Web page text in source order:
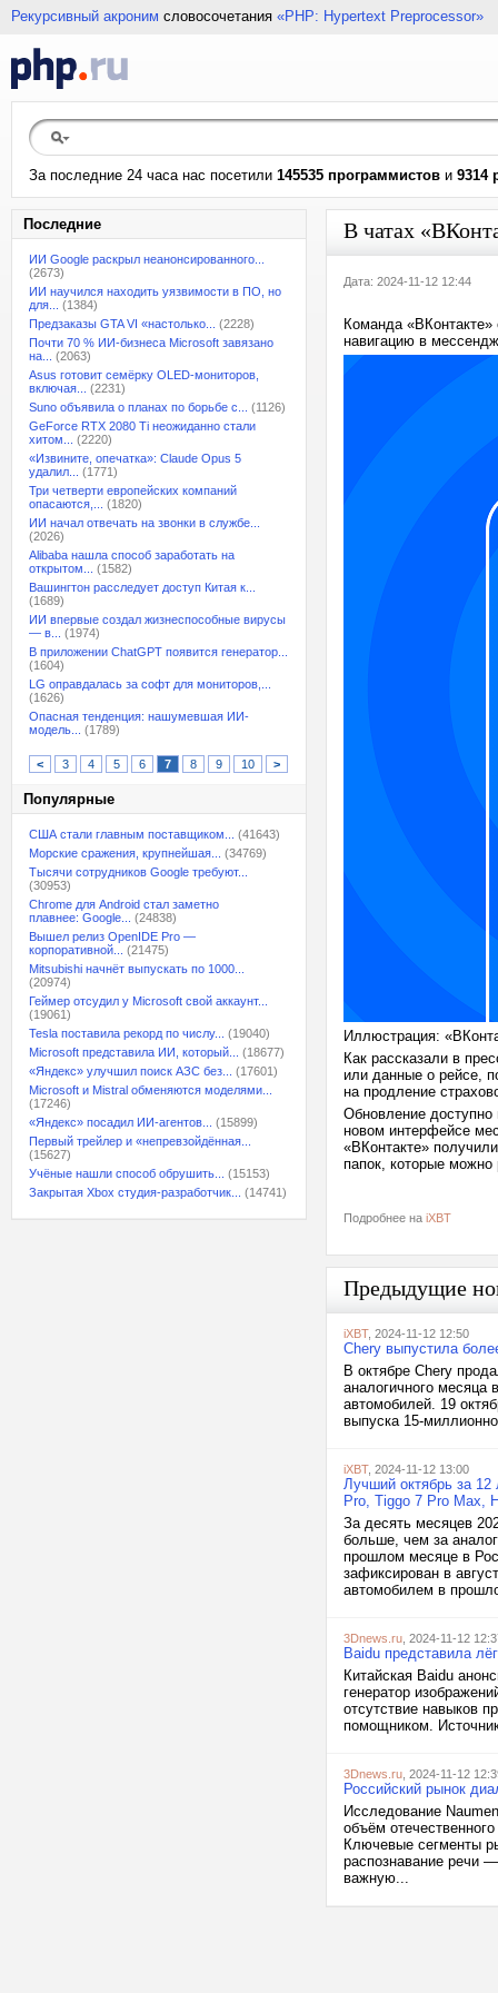
Рекурсивный акроним словосочетания «PHP: Hypertext Preprocessor»
За последние 24 часа нас посетили 145535 программистов и 9314
Последние
ИИ Google раскрыл неанонсированного...
(2673)
ИИ научился находить уязвимости в ПО, но
для...
(1384)
Предзаказы GTA VI «настолько...
(2228)
Почти 70 % ИИ-бизнеса Microsoft завязано
на...
(2063)
Asus готовит семёрку OLED-мониторов,
включая...
(2231)
Suno объявила о планах по борьбе с...
(1126)
GeForce RTX 2080 Ti неожиданно стали
хитом...
(2220)
«Извините, опечатка»: Claude Opus 5
удалил...
(1771)
Три четверти европейских компаний
опасаются,...
(1820)
ИИ начал отвечать на звонки в службе...
(2026)
Alibaba нашла способ заработать на
открытом...
(1582)
Вашингтон расследует доступ Китая к...
(1689)
ИИ впервые создал жизнеспособные вирусы
— в...
(1974)
В приложении ChatGPT появится генератор...
(1604)
LG оправдалась за софт для мониторов,...
(1626)
Опасная тенденция: нашумевшая ИИ-
модель...
(1789)
< 3 4 5 6 7 8 9 10 >
Популярные
США стали главным поставщиком...
(41643)
Морские сражения, крупнейшая...
(34769)
Тысячи сотрудников Google требуют...
(30953)
Chrome для Android стал заметно
плавнее: Google...
(24838)
Вышел релиз OpenIDE Pro —
корпоративной...
(21475)
Mitsubishi начнёт выпускать по 1000...
(20974)
Геймер отсудил у Microsoft свой аккаунт...
(19061)
Tesla поставила рекорд по числу...
(19040)
Microsoft представила ИИ, который...
(18677)
«Яндекс» улучшил поиск АЗС без...
(17601)
Microsoft и Mistral обменяются моделями...
(17246)
«Яндекс» посадил ИИ-агентов...
(15899)
Первый трейлер и «непревзойдённая...
(15627)
Учёные нашли способ обрушить...
(15153)
Закрытая Xbox студия-разработчик...
(14741)
В чатах
Дата: 2024-11-12 12:44
Команда
навигацию в
Иллюстрация:
Как рассказали в
или данные о рейсе,
на продление
Обновление
новом интерфейсе
«ВКонтакте»
папок, которые
Подробнее на iXBT
Предыдущие
iXBT, 2024-11-12 12:50
Chery выпустила
В октябре Chery
аналогичного
автомобилей. 19
выпуска 15-
iXBT, 2024-11-12 13:00
Лучший октябрь за 12
Pro, Tiggo 7 Pro Max,
За десять месяцев
больше, чем за
прошлом месяце в
зафиксирован в
автомобилем в
3Dnews.ru , 2024-11-12
Baidu представила
Китайская Baidu
генератор
отсутствие навыков
помощником.
3Dnews.ru , 2024-11-12
Российский рынок
Исследование
объём
Ключевые сегменты
распознавание речи
важную...